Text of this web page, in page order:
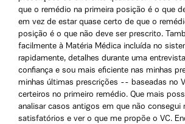
que o remédio na primeira posição é o que
em vez de estar quase certo de que o
posição é o que não deve ser prescrito.
facilmente à Matéria Médica incluída no
rapidamente, detalhes durante uma
confiança e sou mais eficiente nas minhas
minhas últimas prescrições -- baseadas no
certeiros no primeiro remédio. Que mais
analisar casos antigos em que não consegui
satisfatórios e ver o que me propõe o VC.